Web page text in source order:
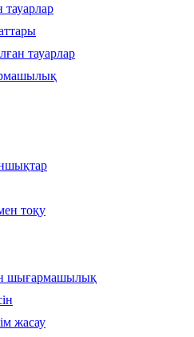
тауарлар
тауарлар
тоқу
шығармашылық
жасау